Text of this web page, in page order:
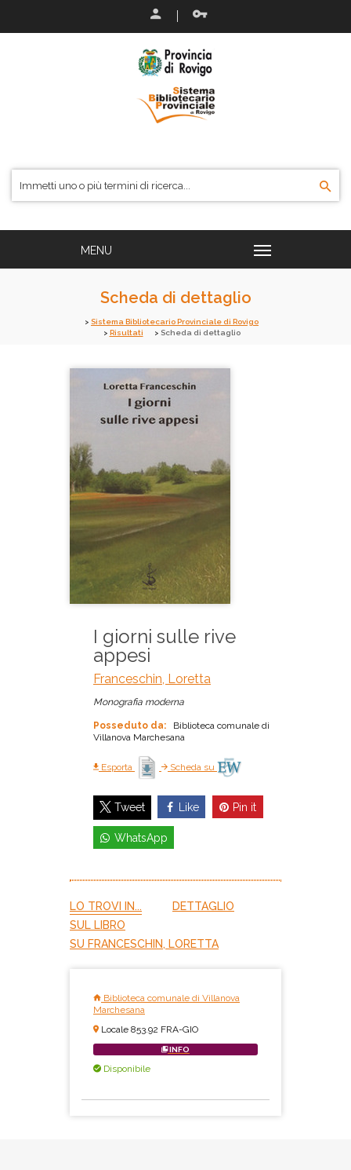
Scheda di dettaglio
Sistema Bibliotecario Provinciale di Rovigo
Risultati
Scheda di dettaglio
I giorni sulle rive
appesi
Franceschin, Loretta
Monografia moderna
Posseduto da:
Biblioteca comunale di
Villanova Marchesana
Esporta Scheda su
Tweet Like Pin it
WhatsApp
LO TROVI IN...
DETTAGLIO
SUL LIBRO
SU FRANCESCHIN, LORETTA
Biblioteca comunale di Villanova
Marchesana
Locale 853.92 FRA-GIO
INFO
Disponibile